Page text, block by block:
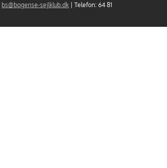
bs@bogense-sejlklub.dk | Telefon: 64 81